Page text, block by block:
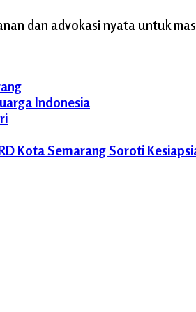
dan advokasi nyata untuk
Indonesia
Kota Semarang Soroti